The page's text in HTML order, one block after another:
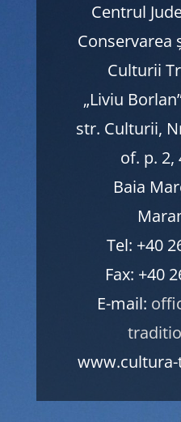
Centrul
Conservarea
Culturii
„Liviu
str. Culturii,
of. p. 2,
Baia
Tel: +40
Fax: +40
E-mail: